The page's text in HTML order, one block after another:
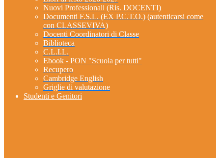
Nuovi Professionali (Ris. DOCENTI)
Documenti F.S.L. (EX P.C.T.O.) (autenticarsi come
con CLASSEVIVA)
Docenti Coordinatori di Classe
Biblioteca
C.L.I.L.
Ebook - PON "Scuola per tutti"
Recupero
Cambridge English
Griglie di valutazione
Studenti e Genitori